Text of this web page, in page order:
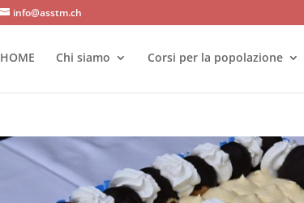
info@asstm.ch
HOME Chi siamo Corsi per la popolazione